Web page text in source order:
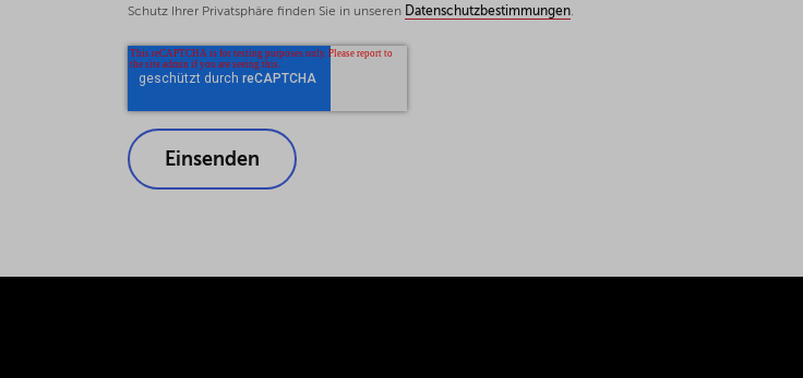
Schutz Ihrer Privatsphäre finden Sie in unseren Datenschutzbestimmungen.